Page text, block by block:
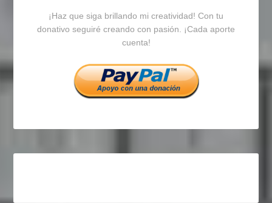
en
Facebook
en
Twitter
en
Instagram
¡Haz que siga brillando mi creatividad! Con tu
donativo seguiré creando con pasión. ¡Cada aporte
cuenta!